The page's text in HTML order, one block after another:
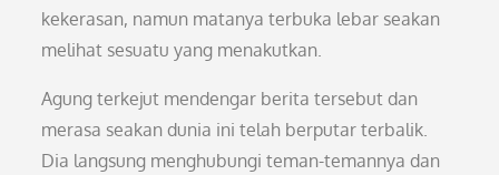
kekerasan, namun matanya terbuka lebar seakan
melihat sesuatu yang menakutkan.
Agung terkejut mendengar berita tersebut dan
merasa seakan dunia ini telah berputar terbalik.
Dia langsung menghubungi teman-temannya dan